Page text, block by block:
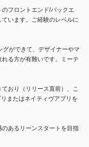
フロントエンド/バックエ
います。ご経験のレベルに
ができて、デザイナーやマ
る方が有難いです。ミーテ
おり（リリース直前）、こ
またはネイティヴアプリを
あるリーンスタートを目指